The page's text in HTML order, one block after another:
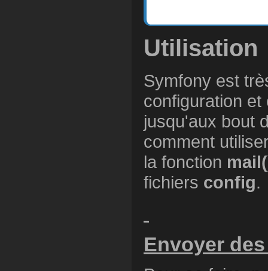
Utilisation
Symfony est
configuration
jusqu'aux bout
comment
la fonction
fichiers config.
Envoyer